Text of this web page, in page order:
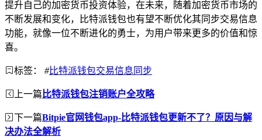
提升自己的加密货币投资体验，在未来，随着加密货币市场的
不断发展和变化，比特派钱包也有望不断优化其同步交易信息
功能，就像一位不断进化的勇士，为用户带来更多的价值和惊
喜。
标签： #比特派钱包交易信息同步
上一篇 比特派钱包注销账户全攻略
下一篇Bitpie官网钱包app-比特派钱包更新不了？原因与解
决办法全解析